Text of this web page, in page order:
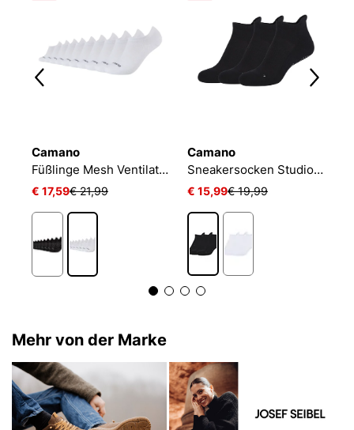
Camano
Füßlinge Mesh Ventilation
€ 17,59€ 21,99
Camano
Sneakersocken Studio-Line Pilates und Yoga
€ 15,99€ 19,99
Mehr von der Marke